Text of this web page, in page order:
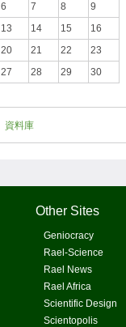
6 7 8
9
13 14 15
16
20 21 22
23
27 28 29
30
資料庫
Other Sites
Geniocracy
Rael-Science
Rael News
Rael Africa
Scientific Design
Scientopolis